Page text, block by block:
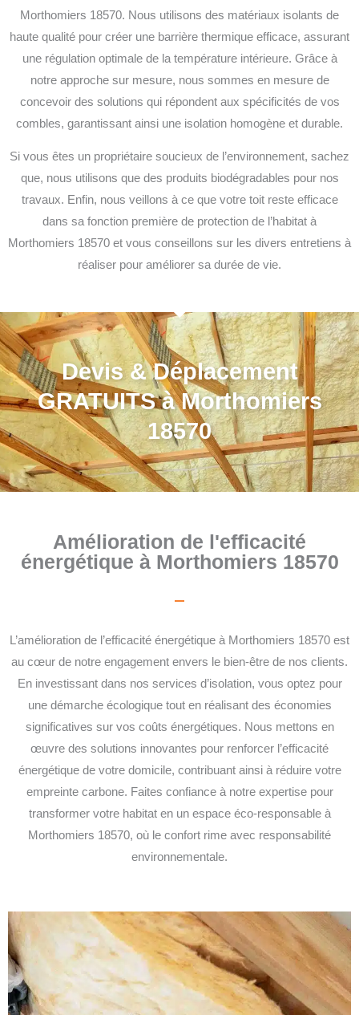
Morthomiers 18570. Nous utilisons des matériaux isolants de
haute qualité pour créer une barrière thermique efficace, assurant
une régulation optimale de la température intérieure. Grâce à
notre approche sur mesure, nous sommes en mesure de
concevoir des solutions qui répondent aux spécificités de vos
combles, garantissant ainsi une isolation homogène et durable.
Si vous êtes un propriétaire soucieux de l’environnement, sachez
que, nous utilisons que des produits biodégradables pour nos
travaux. Enfin, nous veillons à ce que votre toit reste efficace
dans sa fonction première de protection de l’habitat à
Morthomiers 18570 et vous conseillons sur les divers entretiens à
réaliser pour améliorer sa durée de vie.
Devis & Déplacement
GRATUITS à Morthomiers
18570
Amélioration de l'efficacité
énergétique à Morthomiers 18570
L’amélioration de l’efficacité énergétique à Morthomiers 18570 est
au cœur de notre engagement envers le bien-être de nos clients.
En investissant dans nos services d’isolation, vous optez pour
une démarche écologique tout en réalisant des économies
significatives sur vos coûts énergétiques. Nous mettons en
œuvre des solutions innovantes pour renforcer l’efficacité
énergétique de votre domicile, contribuant ainsi à réduire votre
empreinte carbone. Faites confiance à notre expertise pour
transformer votre habitat en un espace éco-responsable à
Morthomiers 18570, où le confort rime avec responsabilité
environnementale.